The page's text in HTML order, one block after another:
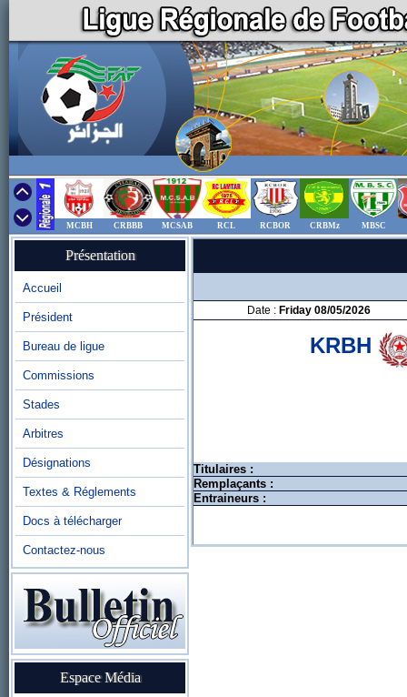
MCBH CRBBB MCSAB RCL RCBOR CRBMz MBSC
Présentation
Accueil
Président
Bureau de ligue
Commissions
Stades
Arbitres
Désignations
Textes & Réglements
Docs à télécharger
Contactez-nous
Espace Média
Date : Friday 08/05/2026
KRBH
Titulaires :
Remplaçants :
Entraineurs :